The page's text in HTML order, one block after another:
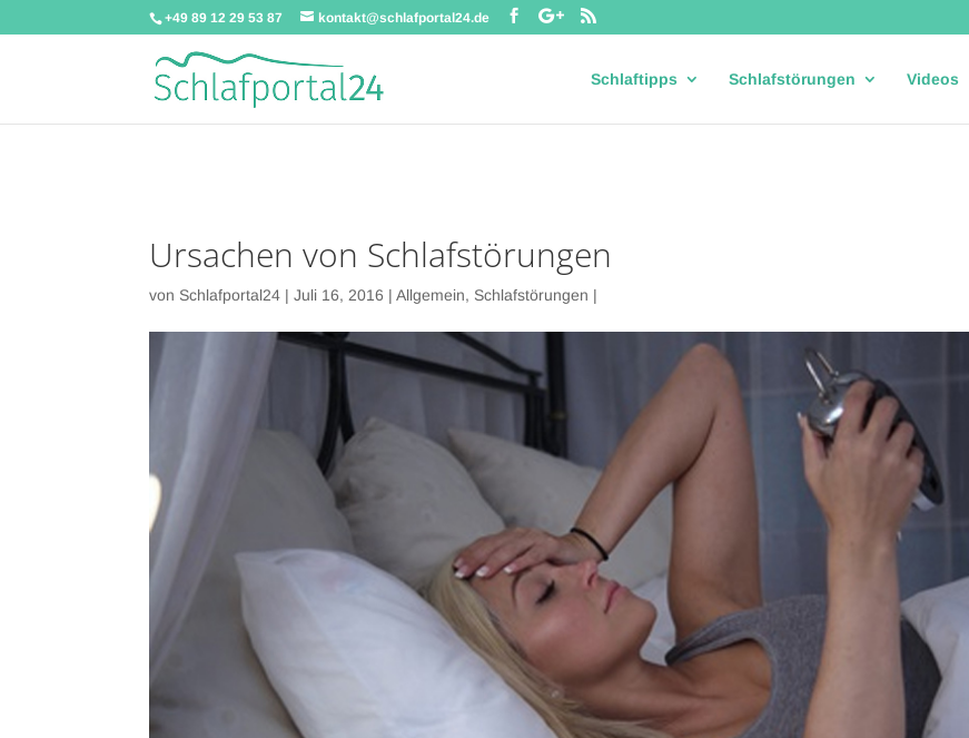
Warning: A non-numeric value encountered in/homepages/u58158/schlafportal24_de/wp-content/themes/Divi/functions.phpon
+49 89 12 29 53 87 kontakt@schlafportal24.de
Schlaftipps Schlafstörungen Videos
Ursachen von Schlafstörungen
von Schlafportal24 |Juli 16, 2016 |Allgemein, Schlafstörungen |